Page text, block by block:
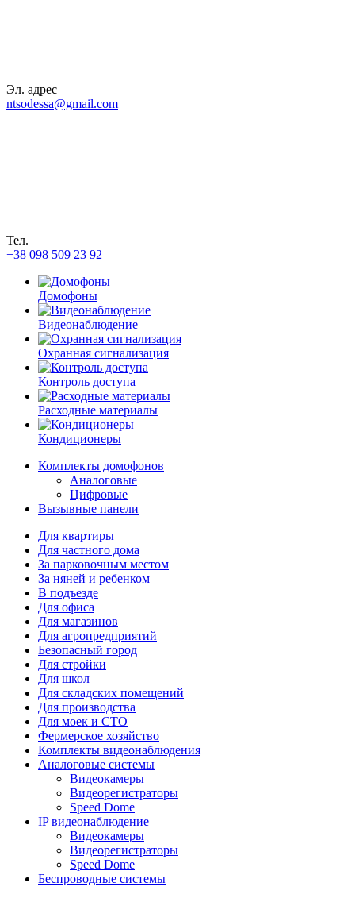
Эл. адрес
ntsodessa@gmail.com
Тел.
+38 098 509 23 92
Домофоны
Видеонаблюдение
Охранная сигнализация
Контроль доступа
Расходные материалы
Кондиционеры
Комплекты домофонов
Аналоговые
Цифровые
Вызывные панели
Для квартиры
Для частного дома
За парковочным местом
За няней и ребенком
В подъезде
Для офиса
Для магазинов
Для агропредприятий
Безопасный город
Для стройки
Для школ
Для складских помещений
Для производства
Для моек и СТО
Фермерское хозяйство
Комплекты видеонаблюдения
Аналоговые системы
Видеокамеры
Видеорегистраторы
Speed Dome
IP видеонаблюдение
Видеокамеры
Видеорегистраторы
Speed Dome
Беспроводные системы